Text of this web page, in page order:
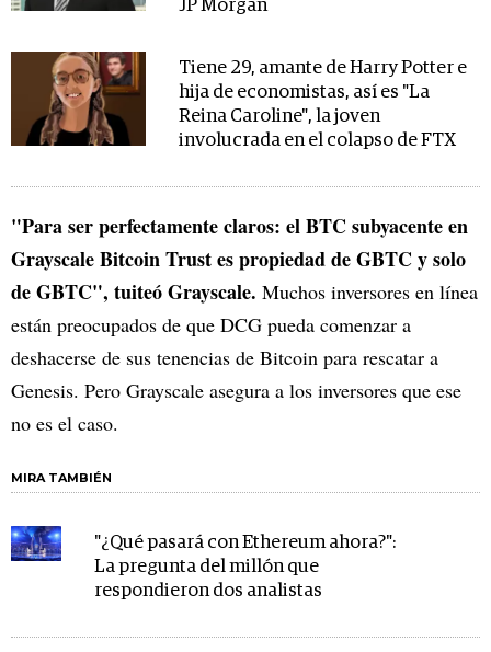
JP Morgan
Tiene 29, amante de Harry Potter e
hija de economistas, así es "La
Reina Caroline", la joven
involucrada en el colapso de FTX
"Para ser perfectamente claros: el BTC subyacente en
Grayscale Bitcoin Trust es propiedad de GBTC y solo
de GBTC", tuiteó Grayscale. Muchos inversores en línea
están preocupados de que DCG pueda comenzar a
deshacerse de sus tenencias de Bitcoin para rescatar a
Genesis. Pero Grayscale asegura a los inversores que ese
no es el caso.
MIRA TAMBIÉN
"¿Qué pasará con Ethereum ahora?":
La pregunta del millón que
respondieron dos analistas